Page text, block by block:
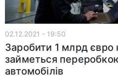
02.12.2021 - 19:50
Заробити 1 млрд євро
займеться
автомобілів